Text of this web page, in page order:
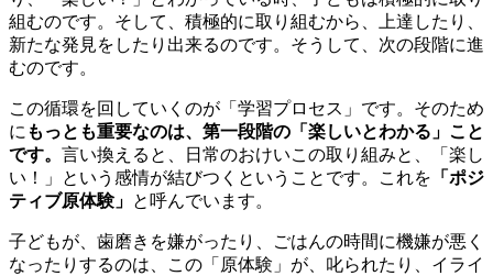
組むのです。そして、積極的に取り組むから、上達したり、
新たな発見をしたり出来るのです。そうして、次の段階に進
むのです。
この循環を回していくのが「学習プロセス」です。そのため
に もっとも重要なのは、第一段階の「楽しいとわかる」こと
です。 言い換えると、日常のおけいこの取り組みと、「楽し
い！」という感情が結びつくということです。これを 「ポジ
ティブ原体験」 と呼んでいます。
子どもが、歯磨きを嫌がったり、ごはんの時間に機嫌が悪く
なったりするのは、この「原体験」が、叱られたり、イライ